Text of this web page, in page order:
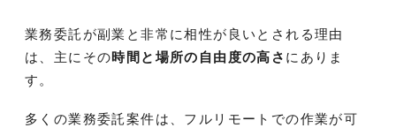
業務委託が副業と非常に相性が良いとされる理由
は、主にその時間と場所の自由度の高さ にありま
す。
多くの業務委託案件は、フルリモートでの作業が可